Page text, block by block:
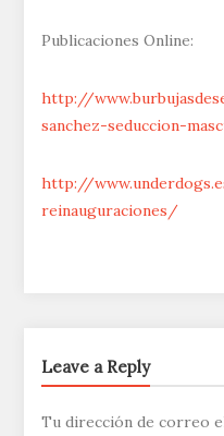
Publicaciones Online:
http://
sanchez-seduccion-
http://
reinauguraciones/
Leave a Reply
Tu dirección de correo